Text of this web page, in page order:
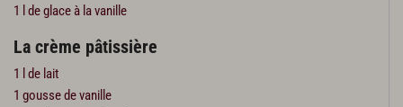
1 l de glace à la vanille
La crème pâtissière
1 l de lait
1 gousse de vanille